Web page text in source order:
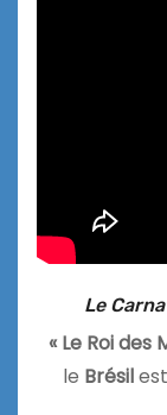
Le
« Le Roi des
le Brésilest